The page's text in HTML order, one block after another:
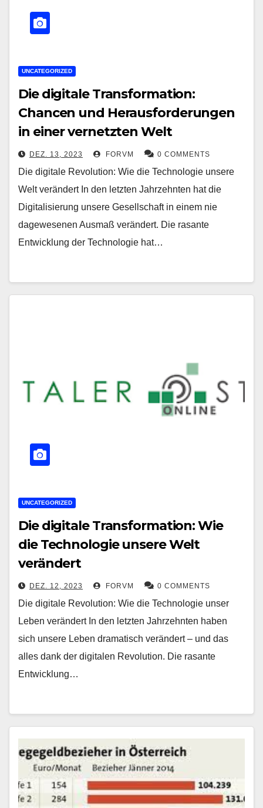
UNCATEGORIZED
Die digitale Transformation:
Chancen und Herausforderungen
in einer vernetzten Welt
DEZ. 13, 2023 FORVM 0 COMMENTS
Die digitale Revolution: Wie die Technologie unsere
Welt verändert In den letzten Jahrzehnten hat die
Digitalisierung unsere Gesellschaft in einem nie
dagewesenen Ausmaß verändert. Die rasante
Entwicklung der Technologie hat…
UNCATEGORIZED
Die digitale Transformation: Wie
die Technologie unsere Welt
verändert
DEZ. 12, 2023 FORVM 0 COMMENTS
Die digitale Revolution: Wie die Technologie unser
Leben verändert In den letzten Jahrzehnten haben
sich unsere Leben dramatisch verändert – und das
alles dank der digitalen Revolution. Die rasante
Entwicklung…